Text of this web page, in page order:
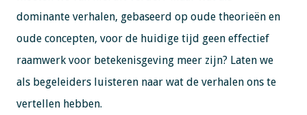
dominante verhalen, gebaseerd op oude theorieën en
oude concepten, voor de huidige tijd geen effectief
raamwerk voor betekenisgeving meer zijn? Laten we
als begeleiders luisteren naar wat de verhalen ons te
vertellen hebben.